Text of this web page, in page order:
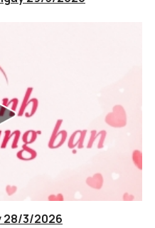
28/3/2026